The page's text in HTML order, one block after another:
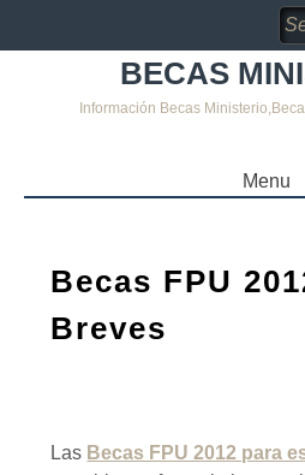
for:
BECAS
Información Becas
Menu
CONTENT
Becas FPU
Breves
Las Becas FPU 2012 para